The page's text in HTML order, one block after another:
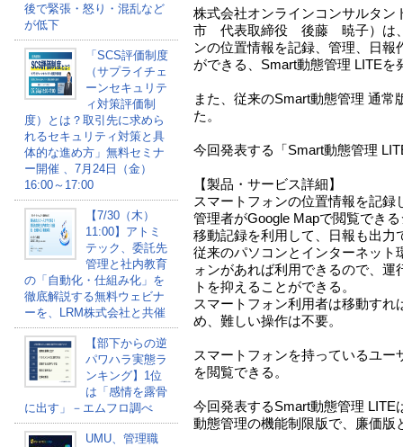
後で緊張・怒り・混乱など
が低下
「SCS評価制度
（サプライチェ
ーンセキュリテ
ィ対策評価制
度）とは？取引先に求めら
れるセキュリティ対策と具
体的な進め方」無料セミナ
ー開催 、7月24日（金）
16:00～17:00
【7/30（木）
11:00】アトミ
テック、委託先
管理と社内教育
の「自動化・仕組み化」を
徹底解説する無料ウェビナ
ーを、LRM株式会社と共催
【部下からの逆
パワハラ実態ラ
ンキング】1位
は「感情を露骨
に出す」－エムフロ調べ
UMU、管理職
株式会社オンラインコンサルタン
市 代表取締役 後藤 暁子）は、
ンの位置情報を記録、管理、日報
ができる、Smart動態管理 LITEを
また、従来のSmart動態管理 通常
た。
今回発表する「Smart動態管理
【製品・サービス詳細】
スマートフォンの位置情報を記録
管理者がGoogle Mapで閲覧でき
移動記録を利用して、日報も出力
従来のパソコンとインターネット
ォンがあれば利用できるので、運
トを抑えることができる。
スマートフォン利用者は移動すれ
め、難しい操作は不要。
スマートフォンを持っているユー
を閲覧できる。
今回発表するSmart動態管理 LITE
動態管理の機能制限版で、廉価版